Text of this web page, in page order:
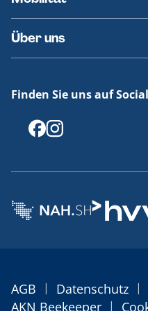
Fundsachen
Häufige Fragen
Barrierefreies Reisen
Erklärung Barrierefreiheit
Über uns
Offenlegungen
Finden Sie uns auf
AGB | Datenschutz |
AKN Beekeeper |